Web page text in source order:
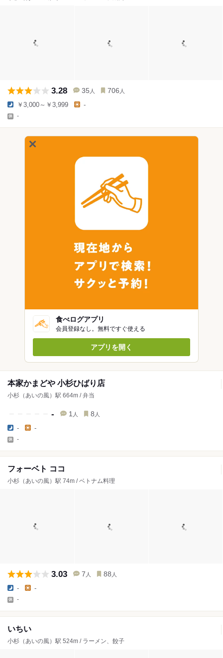
3.28 35 人 706 人
￥3,000～￥3,999 -
-
食べログアプリ
会員登録なし。無料ですぐ使える
アプリを開く
本家かまどや 小杉ひばり店
小杉（あいの風）駅 664m / 弁当
- 1 人 8 人
- -
-
フォーベト ココ
小杉（あいの風）駅 74m / ベトナム料理
3.03 7 人 88 人
- -
-
いちい
小杉（あいの風）駅 524m / ラーメン、餃子